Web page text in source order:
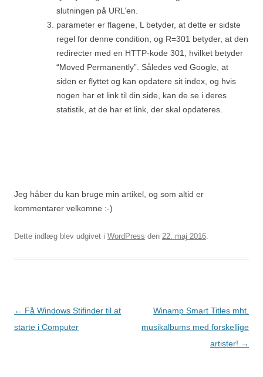
slutningen på URL’en.
parameter er flagene, L betyder, at dette er sidste
regel for denne condition, og R=301 betyder, at den
redirecter med en HTTP-kode 301, hvilket betyder
“Moved Permanently”. Således ved Google, at
siden er flyttet og kan opdatere sit index, og hvis
nogen har et link til din side, kan de se i deres
statistik, at de har et link, der skal opdateres.
Jeg håber du kan bruge min artikel, og som altid er
kommentarer velkomne :-)
Dette indlæg blev udgivet i WordPress den 22. maj 2016.
Indlægsnavigation
← Få Windows Stifinder til at
starte i Computer
Winamp Smart Titles mht.
musikalbums med forskellige
artister! →